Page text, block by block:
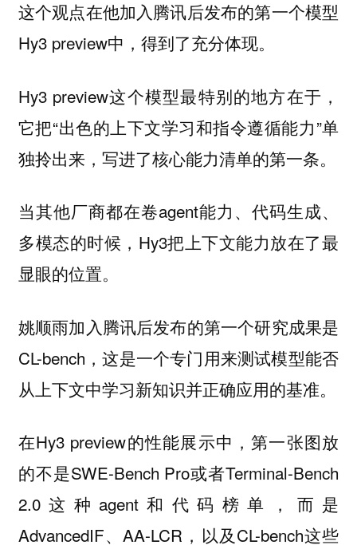
这个观点在他加入腾讯后发布的第一个模型
Hy3 preview中，得到了充分体现。
Hy3 preview这个模型最特别的地方在于，
它把“出色的上下文学习和指令遵循能力”单
独拎出来，写进了核心能力清单的第一条。
当其他厂商都在卷agent能力、代码生成、
多模态的时候，Hy3把上下文能力放在了最
显眼的位置。
姚顺雨加入腾讯后发布的第一个研究成果是
CL-bench，这是一个专门用来测试模型能否
从上下文中学习新知识并正确应用的基准。
在Hy3 preview的性能展示中，第一张图放
的不是SWE-Bench Pro或者Terminal-Bench
2.0这种agent和代码榜单，而是
AdvancedIF、AA-LCR，以及CL-bench这些